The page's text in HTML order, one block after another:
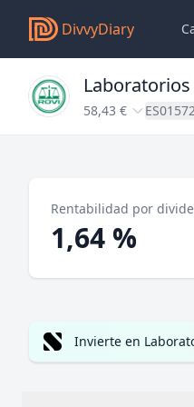
DivvyDiary
Laboratorios
58,43 €
Rentabilidad por
1,64 %
Invierte en